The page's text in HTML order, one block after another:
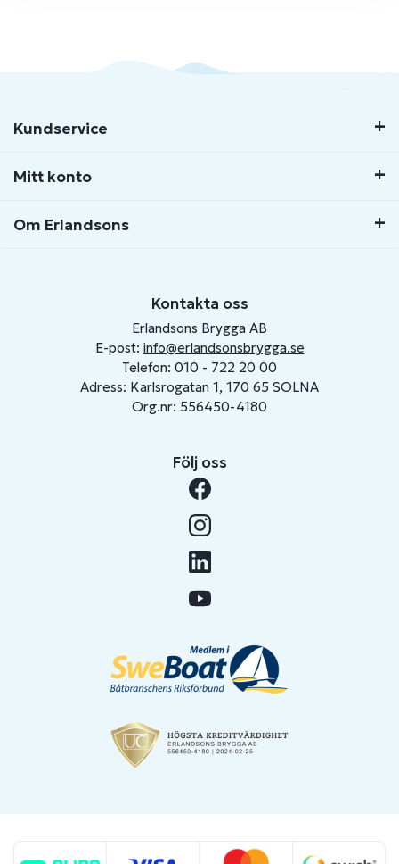
Kundservice
Mitt konto
Om Erlandsons
Kontakta oss
Erlandsons Brygga AB
E-post: info@erlandsonsbrygga.se
Telefon: 010 - 722 20 00
Adress: Karlsrogatan 1, 170 65 SOLNA
Org.nr: 556450-4180
Följ oss